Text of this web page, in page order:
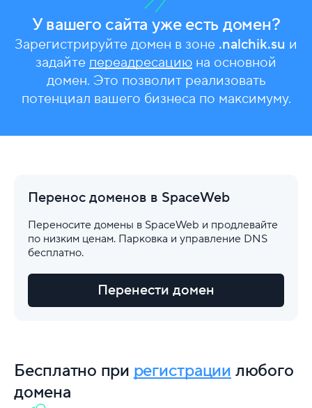
У вашего сайта уже есть домен?
Зарегистрируйте домен в зоне .nalchik.su и
задайте переадресацию на основной
домен. Это позволит реализовать
потенциал вашего бизнеса по максимуму.
Перенос доменов в SpaceWeb
Переносите домены в SpaceWeb и продлевайте
по низким ценам. Парковка и управление DNS
бесплатно.
Перенести домен
Бесплатно при регистрации любого
домена